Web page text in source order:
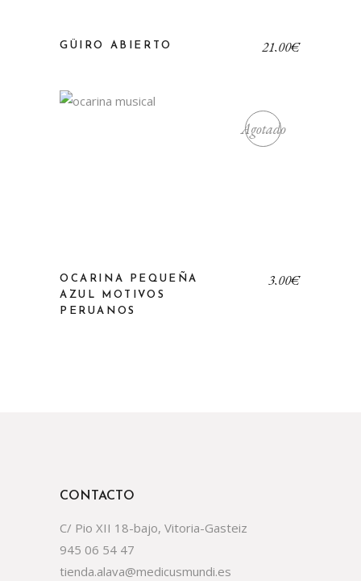
GÜIRO ABIERTO 21,00€
Agotado
OCARINA PEQUEÑA
AZUL MOTIVOS
PERUANOS
3,00€
CONTACTO
C/ Pio XII 18-bajo, Vitoria-Gasteiz
945 06 54 47
tienda.alava@medicusmundi.es